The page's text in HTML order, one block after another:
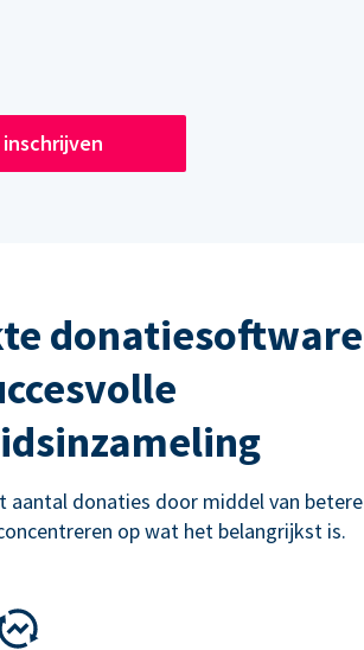
donatiesoftware
aantal donaties door middel van betere
op wat het belangrijkst is.